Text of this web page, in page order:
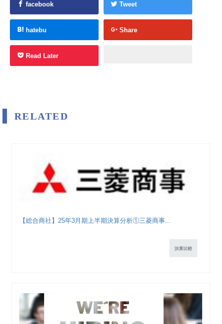
facebook Tweet
hatebu Share
Read Later
RELATED
【総合商社】25年3月期上半期決算分析①三菱商事...
決算比較